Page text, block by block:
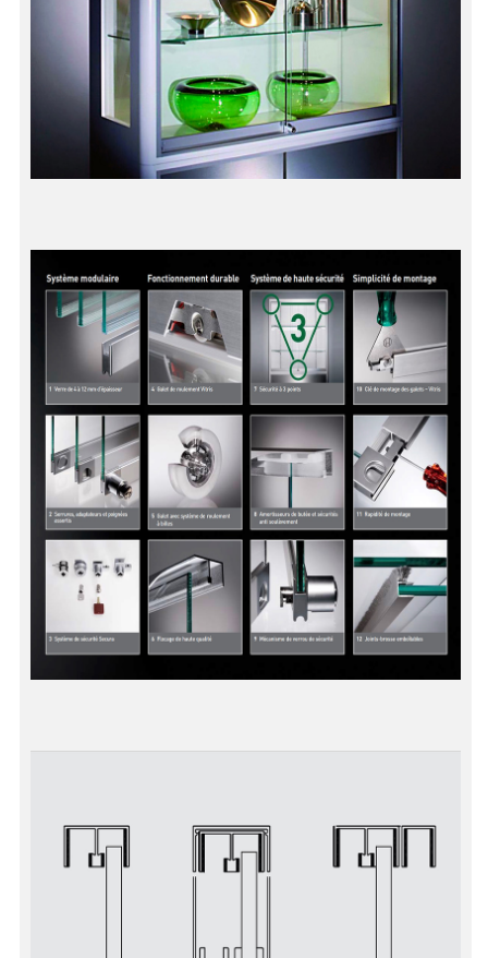
VERRE FEUILLETÉ
VERRE ANTI-REFLET
VERRE LAQUÉ/CRÉDENCE
VERRE FEUILLETÉ/TREMPÉ
PORTE EN VERRE
GARDE CORPS EN VERRE
VERRIÈRE TYPE ATELIER
VERRES TEXTURÉS
PLEXIGLAS PMMA
DOUBLE VITRAGE
ACCESSOIRES & QUINCAILLERIE
CATALOGUE DE PROFILS ET FIXATION DU
VERRE
LES FIXATIONS POUR MIROIR
VITRINE EN VERRE
PLATS ET CORNIÈRES
BOUTONS ET POIGNÉES